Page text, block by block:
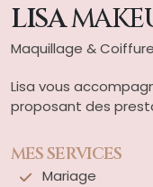
LISA
Maquillage & Coiffure
Lisa vous
proposant des
MES SERVICES
Mariage